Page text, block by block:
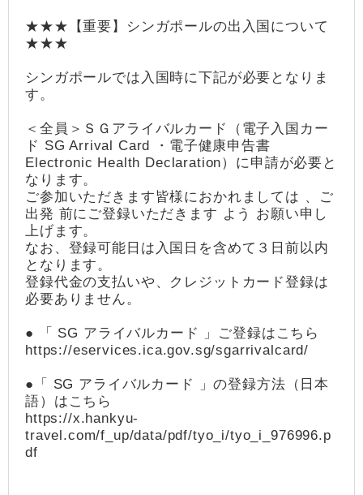
★★★【重要】シンガポールの出入国について
★★★
シンガポールでは入国時に下記が必要となりま
す。
＜全員＞ＳＧアライバルカード（電子入国カー
ド SG Arrival Card ・電子健康申告書
Electronic Health Declaration）に申請が必要と
なります。
ご参加いただきます皆様におかれましては 、ご
出発 前にご登録いただきます よう お願い申し
上げます。
なお、登録可能日は入国日を含めて３日前以内
となります。
登録代金の支払いや、クレジットカード登録は
必要ありません。
● 「 SG アライバルカード 」ご登録はこちら
https://eservices.ica.gov.sg/sgarrivalcard/
●「 SG アライバルカード 」の登録方法（日本
語）はこちら
https://x.hankyu-
travel.com/f_up/data/pdf/tyo_i/tyo_i_976996.p
df